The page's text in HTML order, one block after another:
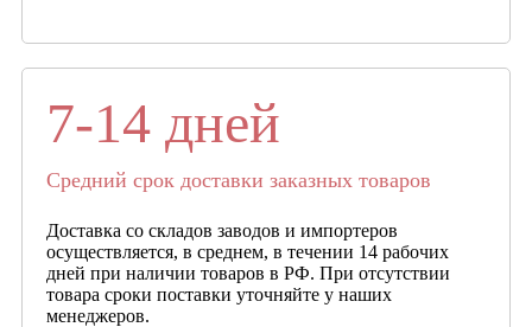
7-14 дней
Средний срок доставки заказных товаров
Доставка со складов заводов и импортеров
осуществляется, в среднем, в течении 14 рабочих
дней при наличии товаров в РФ. При отсутствии
товара сроки поставки уточняйте у наших
менеджеров.